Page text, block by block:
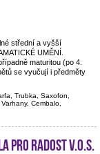
střední a vyšší
UMĚNÍ.
maturitou (po 4.
se vyučují i předměty
Trubka, Saxofon,
Cembalo,
pro radost v.o.s.